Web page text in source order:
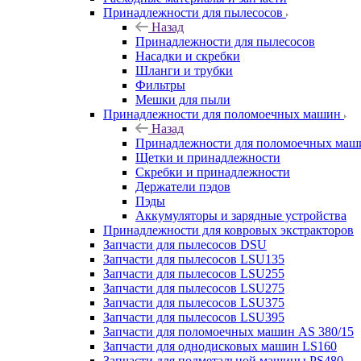
Принадлежности для пылесосов
Назад
Принадлежности для пылесосов
Насадки и скребки
Шланги и трубки
Фильтры
Мешки для пыли
Принадлежности для поломоечных машин
Назад
Принадлежности для поломоечных
Щетки и принадлежности
Скребки и принадлежности
Держатели пэдов
Пэды
Аккумуляторы и зарядные устройства
Принадлежности для ковровых экстракторов
Запчасти для пылесосов DSU
Запчасти для пылесосов LSU135
Запчасти для пылесосов LSU255
Запчасти для пылесосов LSU275
Запчасти для пылесосов LSU375
Запчасти для пылесосов LSU395
Запчасти для поломоечных машин AS 380/15
Запчасти для однодисковых машин LS160